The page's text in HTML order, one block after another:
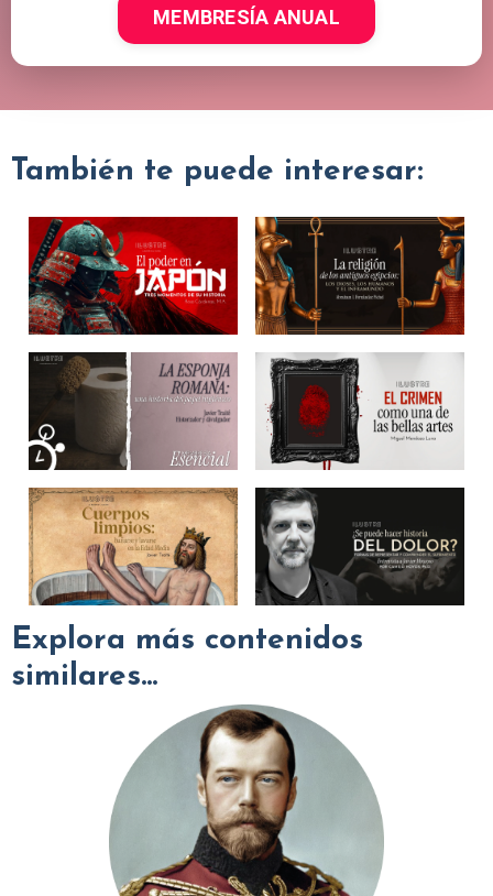
MEMBRESÍA ANUAL
También te puede interesar:
Explora más contenidos
similares...